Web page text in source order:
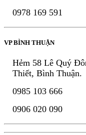
0978 169 591
VP BÌNH THUẬN
Hẻm 58 Lê Quý
Thiết, Bình Thuận.
0985 103 666
0906 020 090